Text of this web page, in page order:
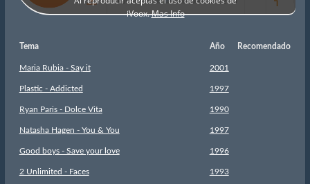
Tema Año Recomendado
Maria Rubia - Say it 2001
Plastic - Addicted 1997
Ryan Paris - Dolce Vita 1990
Natasha Hagen - You & You 1997
Good boys - Save your love 1996
2 Unlimited - Faces 1993